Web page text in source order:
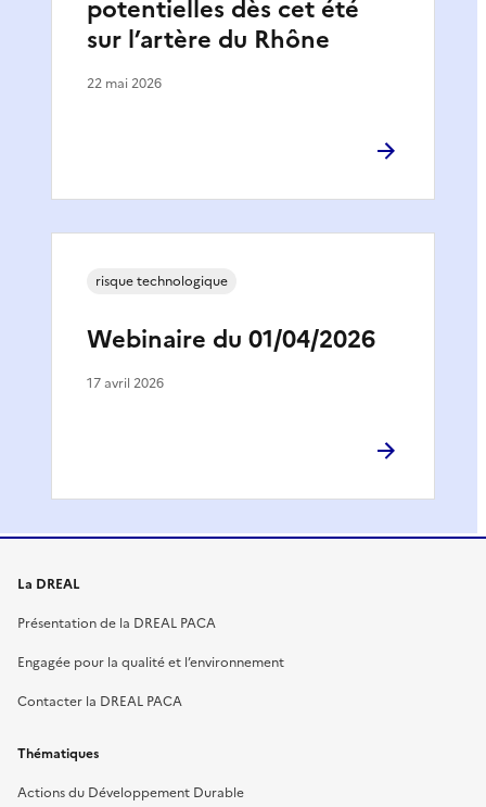
potentielles dès cet été
sur l’artère du Rhône
22 mai 2026
Webinaire du 01/04/2026
risque technologique
17 avril 2026
La DREAL
Présentation de la DREAL PACA
Engagée pour la qualité et l’environnement
Contacter la DREAL PACA
Thématiques
Actions du Développement Durable